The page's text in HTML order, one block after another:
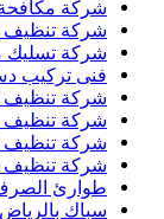
شركة
شركة تنظيف
شركة تسليك
فنى تركيب
شركة تنظيف
شركة تنظيف
شركة تنظيف
شركة تنظيف
طوارئ
سباك بالرياض